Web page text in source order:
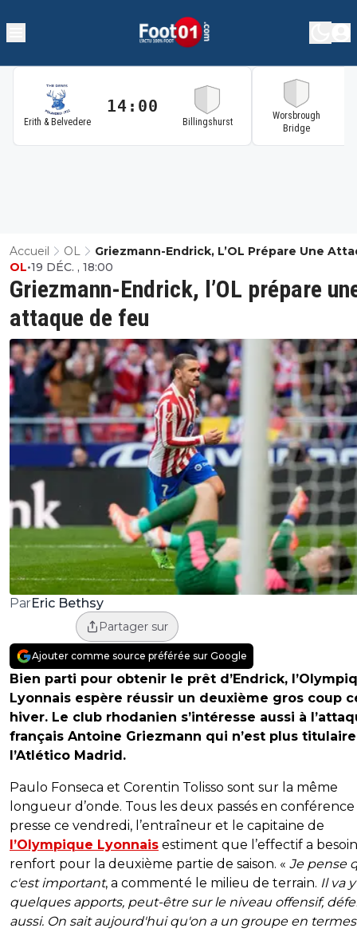
Erith & Belvedere
14:00
Billingshurst
Worsbrough
Bridge
Accueil OL
Griezmann-Endrick, L’OL Prépare Une
De Feu
Griezmann-Endrick, l’OL prépare
attaque de feu
OL•19 DÉC. , 18:00
ParEric Bethsy
Partager sur
Ajouter comme source préférée sur Google
Bien parti pour obtenir le prêt d’Endrick,
Lyonnais espère réussir un deuxième gros coup
hiver. Le club rhodanien s’intéresse aussi à
français Antoine Griezmann qui n’est plus
l’Atlético Madrid.
Paulo Fonseca et Corentin Tolisso sont sur la même
longueur d’onde. Tous les deux passés en
presse ce vendredi, l’entraîneur et le capitaine de
l’Olympique Lyonnais estiment que l’effectif a
renfort pour la deuxième partie de saison. « Je pense
c'est important, a commenté le milieu de terrain. Il va
quelques apports, peut-être sur le niveau offensif,
aussi. On sait aujourd'hui qu'on a un groupe en